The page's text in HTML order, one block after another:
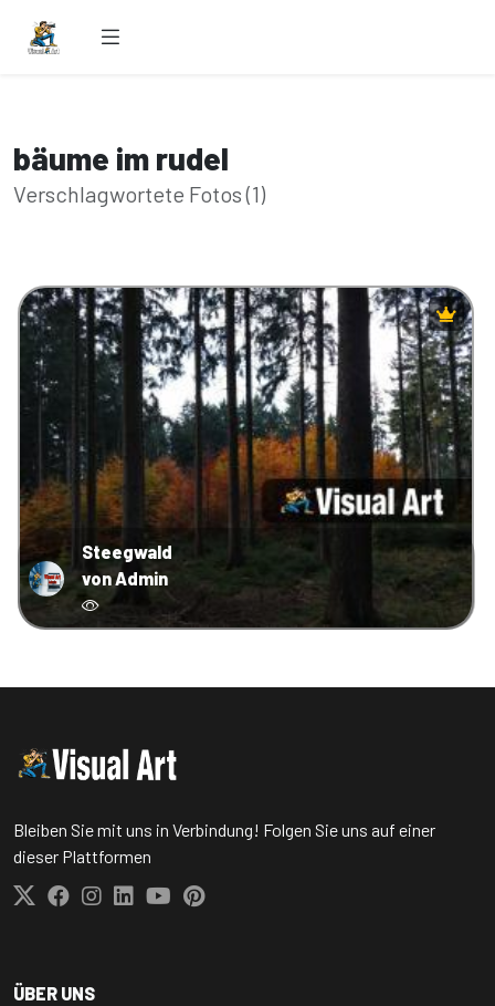
bäume im rudel
Verschlagwortete Fotos (1)
Steegwald
von Admin
Bleiben Sie mit uns in Verbindung! Folgen Sie uns auf einer
dieser Plattformen
ÜBER UNS